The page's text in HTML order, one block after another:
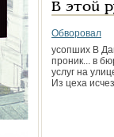
В этой
Обворовал
усопших В
проник... в
услуг на
Из цеха